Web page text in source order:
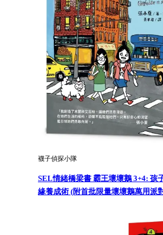
襪子偵探小隊
SEL情緒橋梁書 霸王壞壞鵝 3+4: 孩
緣養成術 (附首批限量壞壞鵝萬用派